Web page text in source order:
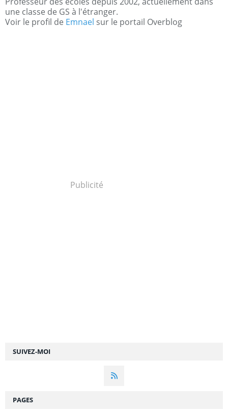
SUIVEZ-MOI
une classe de GS à l'étranger.
Voir le profil de Emnael sur le portail Overblog
Publicité
PAGES